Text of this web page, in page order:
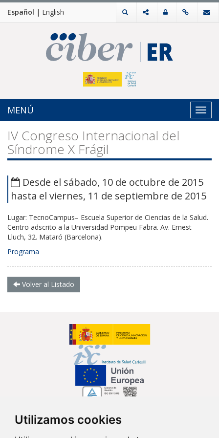
Utilizamos cookies
Español | English
MENÚ
IV Congreso Internacional del
Síndrome X Frágil
Desde el sábado, 10 de octubre de 2015
hasta el viernes, 11 de septiembre de 2015
Lugar: TecnoCampus– Escuela Superior de Ciencias de la Salud.
Centro adscrito a la Universidad Pompeu Fabra. Av. Ernest
Lluch, 32. Mataró (Barcelona).
Programa
Volver al Listado
Síguenos en...